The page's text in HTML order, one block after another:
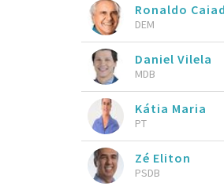
Ronaldo
DEM
Daniel Vilela
MDB
Kátia Maria
PT
Zé Eliton
PSDB